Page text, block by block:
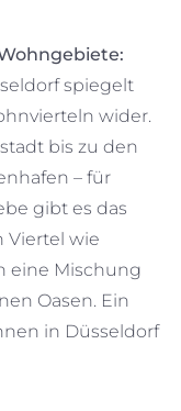
spiegelt
wider.
bis zu den
– für
gibt es das
Viertel wie
eine Mischung
Oasen. Ein
in Düsseldorf